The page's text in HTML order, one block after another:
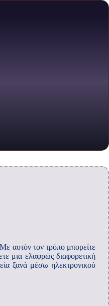
αυτόν τον τρόπο μπορείτε
μια ελαφρώς διαφορετική
ξανά μέσω ηλεκτρονικού